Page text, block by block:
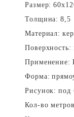
Размер:
Толщина: 8,5
Материал:
Поверхность:
Применение:
Форма:
Рисунок: под
Кол-во